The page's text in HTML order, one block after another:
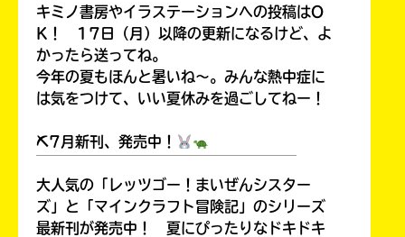
キミノ書房やイラステーションへの投稿はO
K！ 17日（月）以降の更新になるけど、よ
かったら送ってね。
今年の夏もほんと暑いね～。みんな熱中症に
は気をつけて、いい夏休みを過ごしてねー！
⛏7月新刊、発売中！
大人気の「レッツゴー！まいぜんシスター
ズ」と「マインクラフト冒険記」のシリーズ
最新刊が発売中！ 夏にぴったりなドキドキ